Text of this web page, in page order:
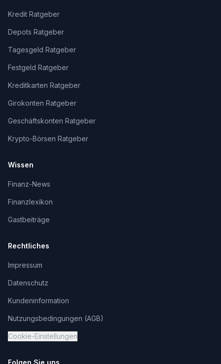
Kredit Ratgeber
Depots Ratgeber
Tagesgeld Ratgeber
Festgeld Ratgeber
Kreditkarten Ratgeber
Girokonten Ratgeber
Geschäftskonten Ratgeber
Krypto-Börsen Ratgeber
Wissen
Finanz-News
Finanzlexikon
Gastbeiträge
Rechtliches
Impressum
Datenschutz
Kundeninformation
Nutzungsbedingungen (AGB)
Cookie-Einstellungen
Folgen Sie uns